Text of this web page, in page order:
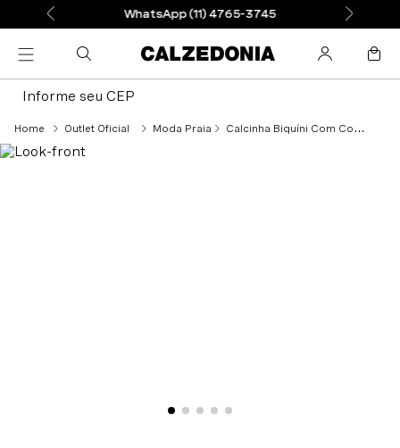
WhatsApp (11) 4765-3745
Informe seu CEP
Outlet Oficial Moda Praia Calcinha Biquíni Com Costuras Invisíveis Indonésia - Branco